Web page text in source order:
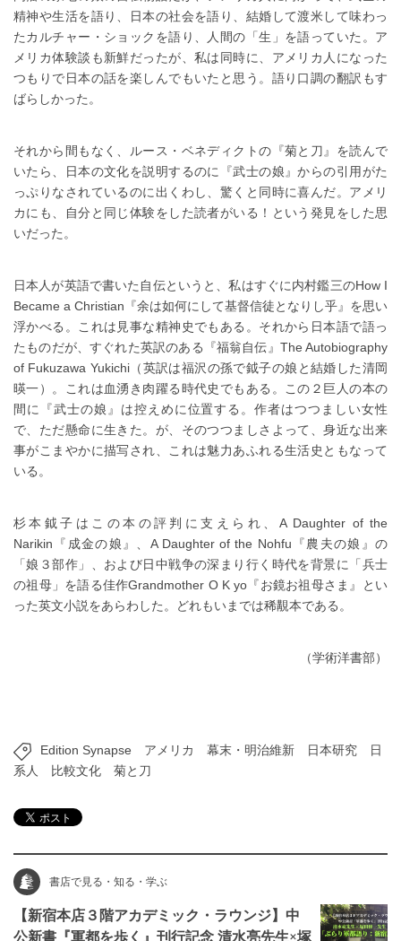
精神や生活を語り、日本の社会を語り、結婚して渡米して味わっ
たカルチャー・ショックを語り、人間の「生」を語っていた。ア
メリカ体験談も新鮮だったが、私は同時に、アメリカ人になった
つもりで日本の話を楽しんでもいたと思う。語り口調の翻訳もす
ばらしかった。
それから間もなく、ルース・ベネディクトの『菊と刀』を読んで
いたら、日本の文化を説明するのに『武士の娘』からの引用がた
っぷりなされているのに出くわし、驚くと同時に喜んだ。アメリ
カにも、自分と同じ体験をした読者がいる！という発見をした思
いだった。
日本人が英語で書いた自伝というと、私はすぐに内村鑑三のHow I
Became a Christian『余は如何にして基督信徒となりし乎』を思い
浮かべる。これは見事な精神史でもある。それから日本語で語っ
たものだが、すぐれた英訳のある『福翁自伝』The Autobiography
of Fukuzawa Yukichi（英訳は福沢の孫で鉞子の娘と結婚した清岡
暎一）。これは血湧き肉躍る時代史でもある。この２巨人の本の
間に『武士の娘』は控えめに位置する。作者はつつましい女性
で、ただ懸命に生きた。が、そのつつましさよって、身近な出来
事がこまやかに描写され、これは魅力あふれる生活史ともなって
いる。
杉本鉞子はこの本の評判に支えられ、A Daughter of the
Narikin『成金の娘』、A Daughter of the Nohfu『農夫の娘』の
「娘３部作」、および日中戦争の深まり行く時代を背景に「兵士
の祖母」を語る佳作Grandmother O K yo『お鏡お祖母さま』とい
った英文小説をあらわした。どれもいまでは稀覯本である。
（学術洋書部）
Edition Synapse アメリカ 幕末・明治維新 日本研究
日
系人
比較文化 菊と刀
書店で見る・知る・学ぶ
【新宿本店３階アカデミック・ラウンジ】中
公新書『軍都を歩く』刊行記念 清水亮先生×塚